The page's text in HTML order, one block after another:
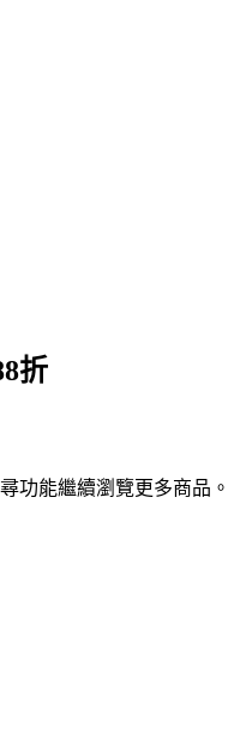
折
功能繼續瀏覽更多商品。